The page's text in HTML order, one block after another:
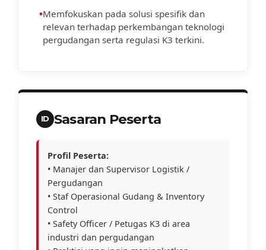
•Memfokuskan pada solusi spesifik dan
relevan terhadap perkembangan teknologi
pergudangan serta regulasi K3 terkini.
ID Sasaran Peserta
Profil Peserta:
• Manajer dan Supervisor Logistik /
Pergudangan
• Staf Operasional Gudang & Inventory
Control
• Safety Officer / Petugas K3 di area
industri dan pergudangan